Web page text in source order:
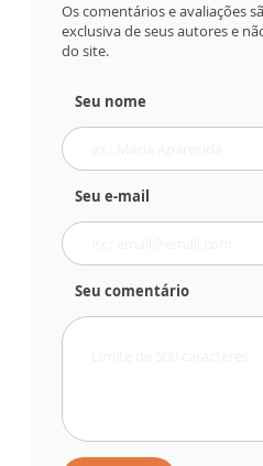
Os comentários e avaliações
exclusiva de seus autores e
do site.
Seu nome
Seu e-mail
Seu comentário